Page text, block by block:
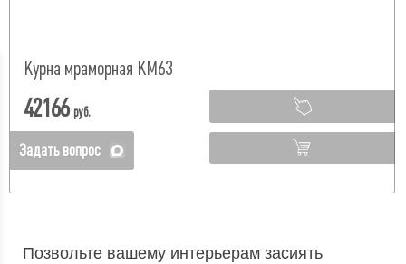
Курна мраморная КМ63
42166 руб.
Задать вопрос
Позвольте вашему интерьерам засиять